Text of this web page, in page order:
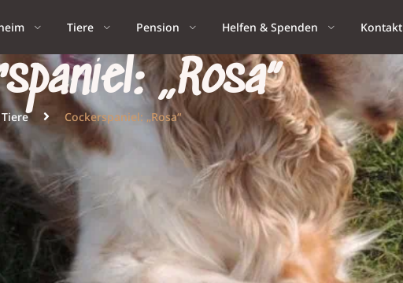
Tiere Pension Helfen & Spenden Kontakt
„Rosa“
Cockerspaniel: „Rosa“